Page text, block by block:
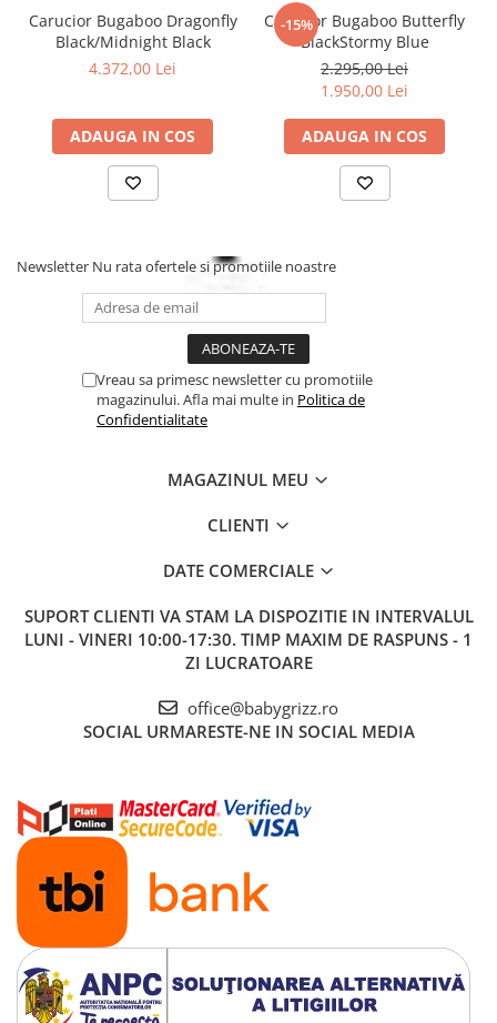
Pe Baza Isofix Bugaboo 360 pivoteaza rapid scaunul din pozitia
cu spatele in pozitia cu fata spre sensul de mers si invers.
Relaxare in 5 pozitii de inclinare, indiferent de directia scaunului
auto. Inclusiv inclinare adanca pentru un somn odihnitor.
Carucior Bugaboo Dragonfly
Black/Midnight Black
4.372,00 Lei
ADAUGA IN COS
-15%
Carucior Bugaboo Butterfly
BlackStormy Blue
2.295,00 Lei
1.950,00 Lei
ADAUGA IN COS
Newsletter Nu rata ofertele si promotiile noastre
Vreau sa primesc newsletter cu promotiile
magazinului. Afla mai multe in Politica de
Confidentialitate
MAGAZINUL MEU
CLIENTI
DATE COMERCIALE
SUPORT CLIENTI VA STAM LA DISPOZITIE IN INTERVALUL
LUNI - VINERI 10:00-17:30. TIMP MAXIM DE RASPUNS - 1
ZI LUCRATOARE
office@babygrizz.ro
SOCIAL URMARESTE-NE IN SOCIAL MEDIA